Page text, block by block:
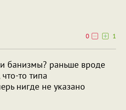
0
1
банизмы? раньше вроде
то типа
нигде не указано